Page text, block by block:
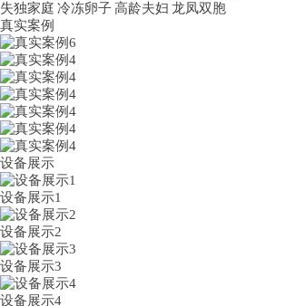
失独家庭 冷冻卵子高龄夫妇 龙凤双胞
真实案例
设备展示
设备展示1
设备展示2
设备展示3
设备展示4